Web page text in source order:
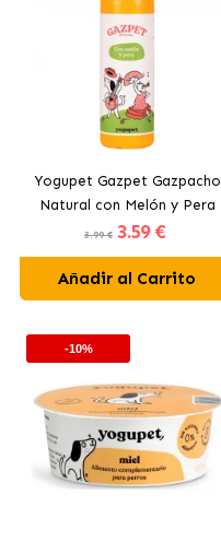
Yogupet Gazpet Gazpacho
Natural con Melón y Pera
para Perros y Gatos
3.99 € 3.59 €
Añadir al Carrito
-10%